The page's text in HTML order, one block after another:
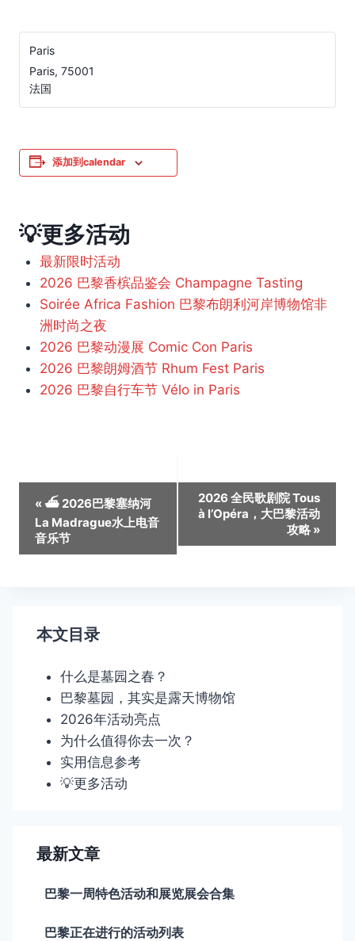
Paris
Paris, 75001
法国
添加到calendar
💡更多活动
最新限时活动
2026 巴黎香槟品鉴会 Champagne Tasting
Soirée Africa Fashion 巴黎布朗利河岸博物馆非
洲时尚之夜
2026 巴黎动漫展 Comic Con Paris
2026 巴黎朗姆酒节 Rhum Fest Paris
2026 巴黎自行车节 Vélo in Paris
动
导
« ⛴️ 2026巴黎塞纳河
La Madrague水上电音
音乐节
2026 全民歌剧院 Tous
à l’Opéra，大巴黎活动
攻略 »
本文目录
什么是墓园之春？
巴黎墓园，其实是露天博物馆
2026年活动亮点
为什么值得你去一次？
实用信息参考
💡更多活动
最新文章
巴黎一周特色活动和展览展会合集
巴黎正在进行的活动列表